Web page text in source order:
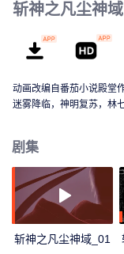
斩神之凡尘神域
动画改编自番茄小说殿堂
迷雾降临，神明复苏，林
剧集
斩神之凡尘神域_01